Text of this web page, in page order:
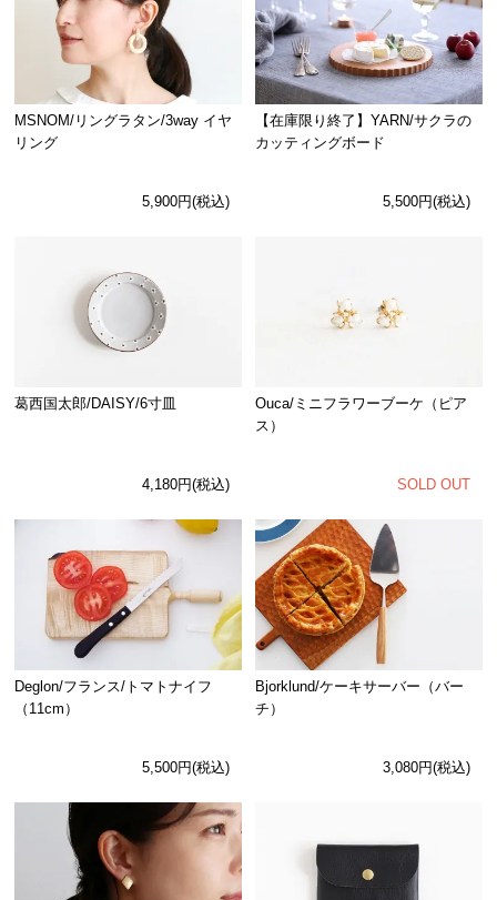
MSNOM/リングラタン/3way イヤ
リング
5,900円(税込)
【在庫限り終了】YARN/サクラの
カッティングボード
5,500円(税込)
葛西国太郎/DAISY/6寸皿
4,180円(税込)
Ouca/ミニフラワーブーケ（ピア
ス）
SOLD OUT
Deglon/フランス/トマトナイフ
（11cm）
5,500円(税込)
Bjorklund/ケーキサーバー（バー
チ）
3,080円(税込)